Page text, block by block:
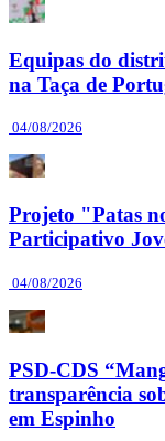
Equipas do
na Taça de
04/08/2026
Projeto "Patas
Participativo
04/08/2026
PSD-CDS
transparência
em Espinho